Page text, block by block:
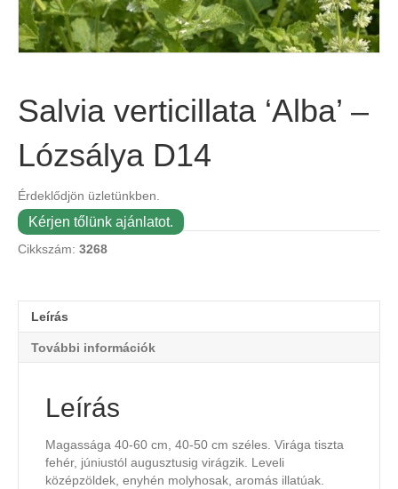
Salvia verticillata ‘Alba’ –
Lózsálya D14
Érdeklődjön üzletünkben.
Kérjen tőlünk ajánlatot.
Cikkszám: 3268
Leírás
További információk
Leírás
Magassága 40-60 cm, 40-50 cm széles. Virága tiszta
fehér, júniustól augusztusig virágzik. Leveli
középzöldek, enyhén molyhosak, aromás illatúak.